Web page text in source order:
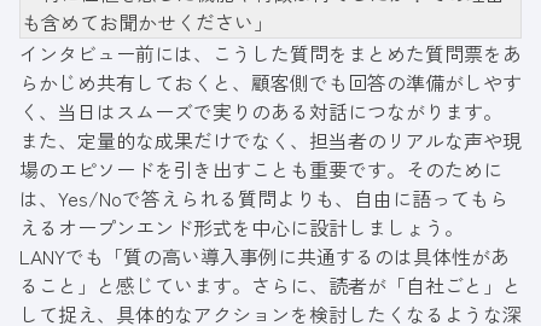
も含めてお聞かせください」
インタビュー前には、こうした質問をまとめた質問票をあ
らかじめ共有しておくと、顧客側でも回答の準備がしやす
く、当日はスムーズで実りのある対話につながります。
また、定量的な成果だけでなく、担当者のリアルな声や現
場のエピソードを引き出すことも重要です。そのために
は、Yes/Noで答えられる質問よりも、自由に語ってもら
えるオープンエンド形式を中心に設計しましょう。
LANYでも「質の高い導入事例に共通するのは具体性があ
ること」と感じています。さらに、読者が「自社ごと」と
して捉え、具体的なアクションを検討したくなるような深